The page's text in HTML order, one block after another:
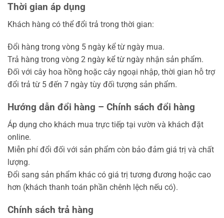
Thời gian áp dụng
Khách hàng có thể đổi trả trong thời gian:
Đổi hàng trong vòng 5 ngày kể từ ngày mua.
Trả hàng trong vòng 2 ngày kể từ ngày nhận sản phẩm.
Đối với cây hoa hồng hoặc cây ngoại nhập, thời gian hỗ trợ
đổi trả từ 5 đến 7 ngày tùy đối tượng sản phẩm.
Hướng dẫn đổi hàng – Chính sách đổi hàng
Áp dụng cho khách mua trực tiếp tại vườn và khách đặt
online.
Miễn phí đổi đối với sản phẩm còn bảo đảm giá trị và chất
lượng.
Đổi sang sản phẩm khác có giá trị tương đương hoặc cao
hơn (khách thanh toán phần chênh lệch nếu có).
Chính sách trả hàng